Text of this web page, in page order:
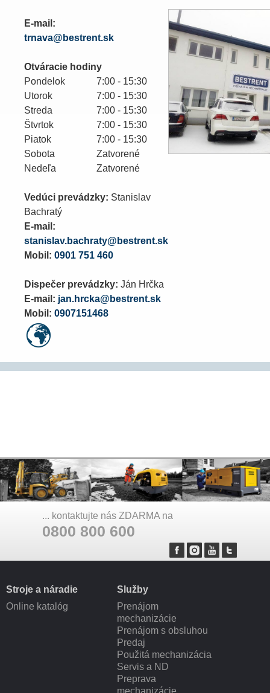
E-mail:
trnava@bestrent.sk
Otváracie hodiny
Pondelok
7:00 - 15:30
Utorok
7:00 - 15:30
Streda
7:00 - 15:30
Štvrtok
7:00 - 15:30
Piatok
7:00 - 15:30
Sobota
Zatvorené
Nedeľa
Zatvorené
Vedúci prevádzky: Stanislav
Bachratý
E-mail:
stanislav.bachraty@bestrent.sk
Mobil: 0901 751 460
Dispečer prevádzky: Ján Hrčka
E-mail: jan.hrcka@bestrent.sk
Mobil: 0907151468
... kontaktujte nás ZDARMA na
0800 800 600
Stroje a náradie
Online katalóg
Služby
Prenájom
mechanizácie
Prenájom s obsluhou
Predaj
Použitá mechanizácia
Servis a ND
Preprava
mechanizácie